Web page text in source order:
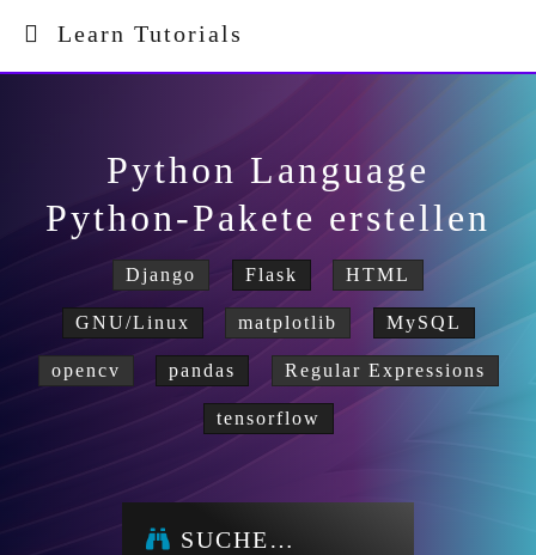
Learn Tutorials
Python Language
Python-Pakete erstellen
Django Flask HTML
GNU/Linux matplotlib MySQL
opencv pandas Regular Expressions
tensorflow
SUCHE…